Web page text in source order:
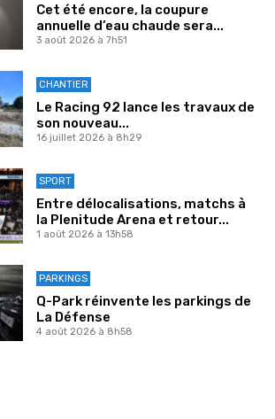
Cet été encore, la coupure
annuelle d’eau chaude sera...
3 août 2026 à 7h51
CHANTIER
Le Racing 92 lance les travaux de
son nouveau...
16 juillet 2026 à 8h29
SPORT
Entre délocalisations, matchs à
la Plenitude Arena et retour...
1 août 2026 à 13h58
PARKINGS
Q-Park réinvente les parkings de
La Défense
4 août 2026 à 8h58